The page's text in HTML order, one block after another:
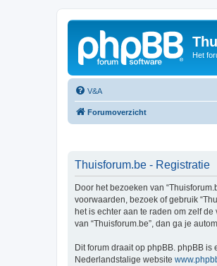
Het
V&A
Forumoverzicht
Thuisforum.be - Registratie
Door het bezoeken van
voorwaarden, bezoek of gebruik
het is echter aan te raden om zelf
van “Thuisforum.be”, dan ga je
Dit forum draait op phpBB. phpBB
Nederlandstalige website